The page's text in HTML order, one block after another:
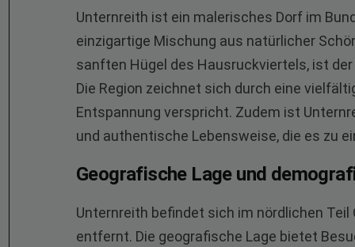
Unternreith ist ein malerisches Dorf im
einzigartige Mischung aus natürlicher
sanften Hügel des Hausruckviertels, ist
Die Region zeichnet sich durch eine
Entspannung verspricht. Zudem ist
und authentische Lebensweise, die es zu
Geografische Lage und
Unternreith befindet sich im nördlichen
entfernt. Die geografische Lage bietet